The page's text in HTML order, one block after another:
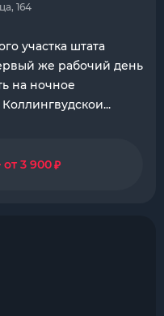
164
участка штата
же рабочий день
на ночное
3 900₽